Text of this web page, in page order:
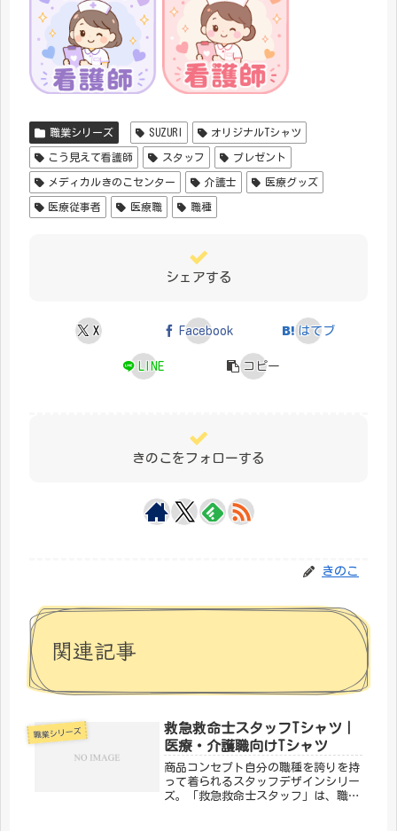
職業シリーズ SUZURI オリジナルTシャツ
こう見えて看護師 スタッフ プレゼント
メディカルきのこセンター 介護士 医療グッズ
医療従事者 医療職 職種
シェアする
X Facebook はてブ
LINE コピー
きのこをフォローする
きのこ
関連記事
職業シリーズ
救急救命士スタッフTシャツ｜
医療・介護職向けTシャツ
商品コンセプト自分の職種を誇りを持
って着られるスタッフデザインシリー
ズ。「救急救命士スタッフ」は、職場